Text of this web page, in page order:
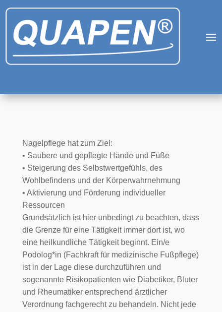
Nagelpflege hat zum Ziel:
• Saubere und gepflegte Hände und Füße
• Steigerung des Selbstwertgefühls, des
Wohlbefindens und der Körperwahrnehmung
• Aktivierung und Förderung individueller
Ressourcen
Grundsätzlich ist hier unbedingt zu beachten, dass
die Grenze für eine Tätigkeit immer dort ist, wo
eine heilkundliche Tätigkeit beginnt. Ein/e
Podolog*in (Fachkraft für medizinische Fußpflege)
ist in der Lage diese durchzuführen und
sogenannte Risikopatienten wie Diabetiker, Bluter
und Rheumatiker entsprechend ärztlicher
Verordnung fachgerecht zu behandeln. Nicht jede